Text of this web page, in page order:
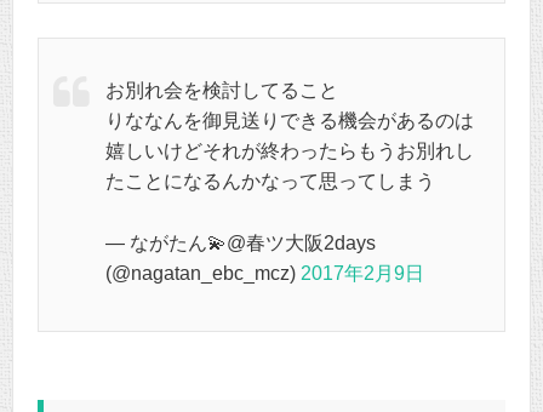
お別れ会を検討してること
りななんを御見送りできる機会があるのは
嬉しいけどそれが終わったらもうお別れし
たことになるんかなって思ってしまう
— ながたん💫@春ツ大阪2days
(@nagatan_ebc_mcz) 2017年2月9日